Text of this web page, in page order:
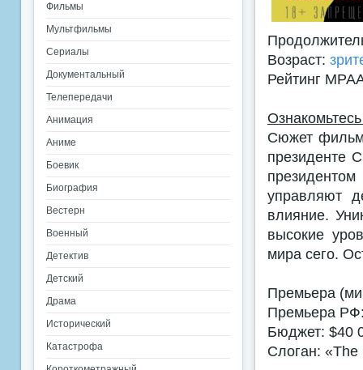
Возраст:
Рейтинг
Сюжет
президенте
управляют
влияние.
высокие
мира сего.
Премьера
Премьера
Бюджет: $40
Слоган: «The
Фильмы
Мультфильмы
Сериалы
Документальный
Телепередачи
Анимация
Аниме
Боевик
Биография
Вестерн
Военный
Детектив
Детский
Драма
Исторический
Катастрофа